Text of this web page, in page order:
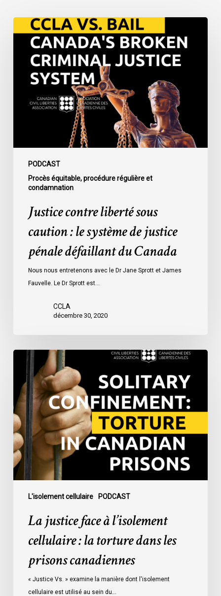
PODCAST
Procès équitable, procédure régulière et
condamnation
Justice
contre
liberté
caution
défaillant
Canada
Justice contre liberté sous
caution : le système de justice
pénale défaillant du Canada
Nous nous entretenons avec le Dr Jane Sprott et James
Fauvelle. Le Dr Sprott est…
CCLA
décembre 30, 2020
L'isolement cellulaire PODCAST
justice
face
l’isolement
cellulaire
:
la
torture
dans
les
prisons
La justice face à l’isolement
cellulaire : la torture dans les
prisons canadiennes
« Justice Vs. » examine la manière dont l'isolement
cellulaire est utilisé au sein du…